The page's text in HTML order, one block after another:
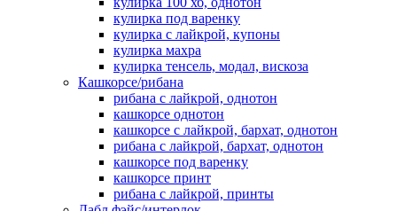
кулирка под варенку
кулирка с лайкрой, купоны
кулирка махра
кулирка тенсель, модал, вискоза
Кашкорсе/рибана
рибана с лайкрой, однотон
кашкорсе однотон
кашкорсе с лайкрой, бархат, однотон
рибана с лайкрой, бархат, однотон
кашкорсе под варенку
кашкорсе принт
рибана с лайкрой, принты